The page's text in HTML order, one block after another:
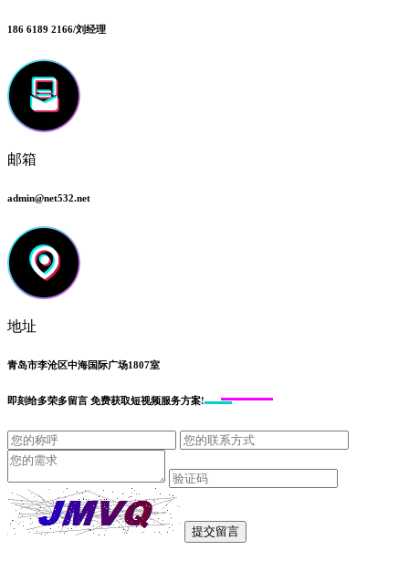
186 6189 2166/刘经理
邮箱
admin@net532.net
地址
青岛市李沧区中海国际广场1807室
即刻给多荣多留言 免费获取短视频服务方案!